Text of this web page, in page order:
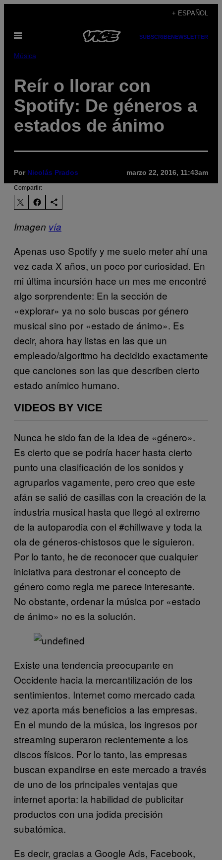
contenido
+ ESPAÑOL
Abrir
SUBSCRIBENEWSLETTER
Música
Reír o llorar con
Spotify: De géneros a
estados de ánimo
Por Nicolás Prados marzo 22, 2016, 11:43am
Compartir:
Imagen vía
Apenas uso Spotify y me suelo meter ahí una
vez cada X años, un poco por curiosidad. En
mi última incursión hace un mes me encontré
algo sorprendente: En la sección de
«explorar» ya no solo buscas por género
musical sino por «estado de ánimo». Es
decir, ahora hay listas en las que un
empleado/algoritmo ha decidido exactamente
que canciones son las que describen cierto
estado anímico humano.
VIDEOS BY VICE
Nunca he sido fan de la idea de «género».
Es cierto que se podría hacer hasta cierto
punto una clasificación de los sonidos y
agruparlos vagamente, pero creo que este
afán se salió de casillas con la creación de la
industria musical hasta que llegó al extremo
de la autoparodia con el #chillwave y toda la
ola de géneros-chistosos que le siguieron.
Por lo tanto, he de reconocer que cualquier
iniciativa para destronar el concepto de
género como regla me parece interesante.
No obstante, ordenar la música por «estado
de ánimo» no es la solución.
Existe una tendencia preocupante en
Occidente hacia la mercantilización de los
sentimientos. Internet como mercado cada
vez aporta más beneficios a las empresas.
En el mundo de la música, los ingresos por
streaming superaron recientemente a los
discos físicos. Por lo tanto, las empresas
buscan expandirse en este mercado a través
de uno de los principales ventajas que
internet aporta: la habilidad de publicitar
productos con una jodida precisión
subatómica.
Es decir, gracias a Google Ads, Facebook,